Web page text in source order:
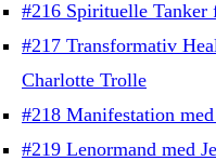
#216 Spirituelle Tanker
#217 Transformativ
Charlotte Trolle
#218 Manifestation
#219 Lenormand med